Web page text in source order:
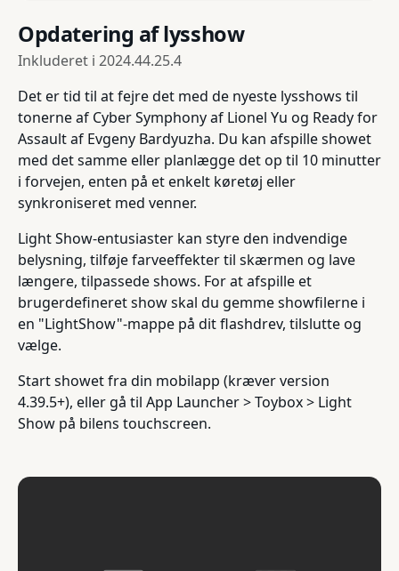
Opdatering af lysshow
Inkluderet i 2024.44.25.4
Det er tid til at fejre det med de nyeste lysshows til
tonerne af Cyber Symphony af Lionel Yu og Ready for
Assault af Evgeny Bardyuzha. Du kan afspille showet
med det samme eller planlægge det op til 10 minutter
i forvejen, enten på et enkelt køretøj eller
synkroniseret med venner.
Light Show-entusiaster kan styre den indvendige
belysning, tilføje farveeffekter til skærmen og lave
længere, tilpassede shows. For at afspille et
brugerdefineret show skal du gemme showfilerne i
en "LightShow"-mappe på dit flashdrev, tilslutte og
vælge.
Start showet fra din mobilapp (kræver version
4.39.5+), eller gå til App Launcher > Toybox > Light
Show på bilens touchscreen.